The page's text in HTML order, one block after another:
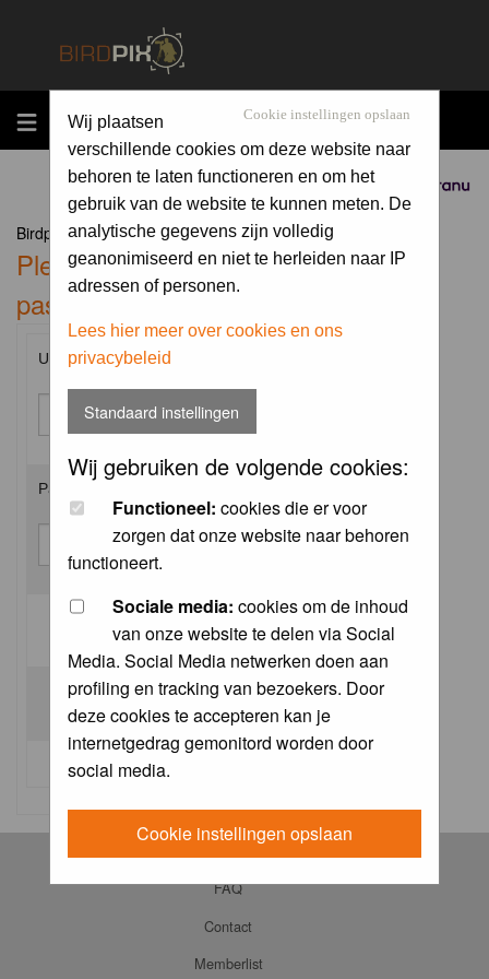
MENU
Sponsored by
Cookie instellingen opslaan
Wij plaatsen
verschillende cookies om deze website naar
behoren te laten functioneren en om het
gebruik van de website te kunnen meten. De
analytische gegevens zijn volledig
geanonimiseerd en niet te herleiden naar IP
adressen of personen.
Lees hier meer over cookies en ons
privacybeleid
Standaard instellingen
Wij gebruiken de volgende cookies:
Functioneel: cookies die er voor
zorgen dat onze website naar behoren
functioneert.
Sociale media: cookies om de inhoud
van onze website te delen via Social
Media. Social Media netwerken doen aan
profiling en tracking van bezoekers. Door
deze cookies te accepteren kan je
internetgedrag gemonitord worden door
social media.
Cookie instellingen opslaan
Birdpix.nl Forum Index
Please enter your username and
password to log in.
Username:
Password:
Log me on automatically each visit:
I forgot my password
FAQ
Contact
Memberlist